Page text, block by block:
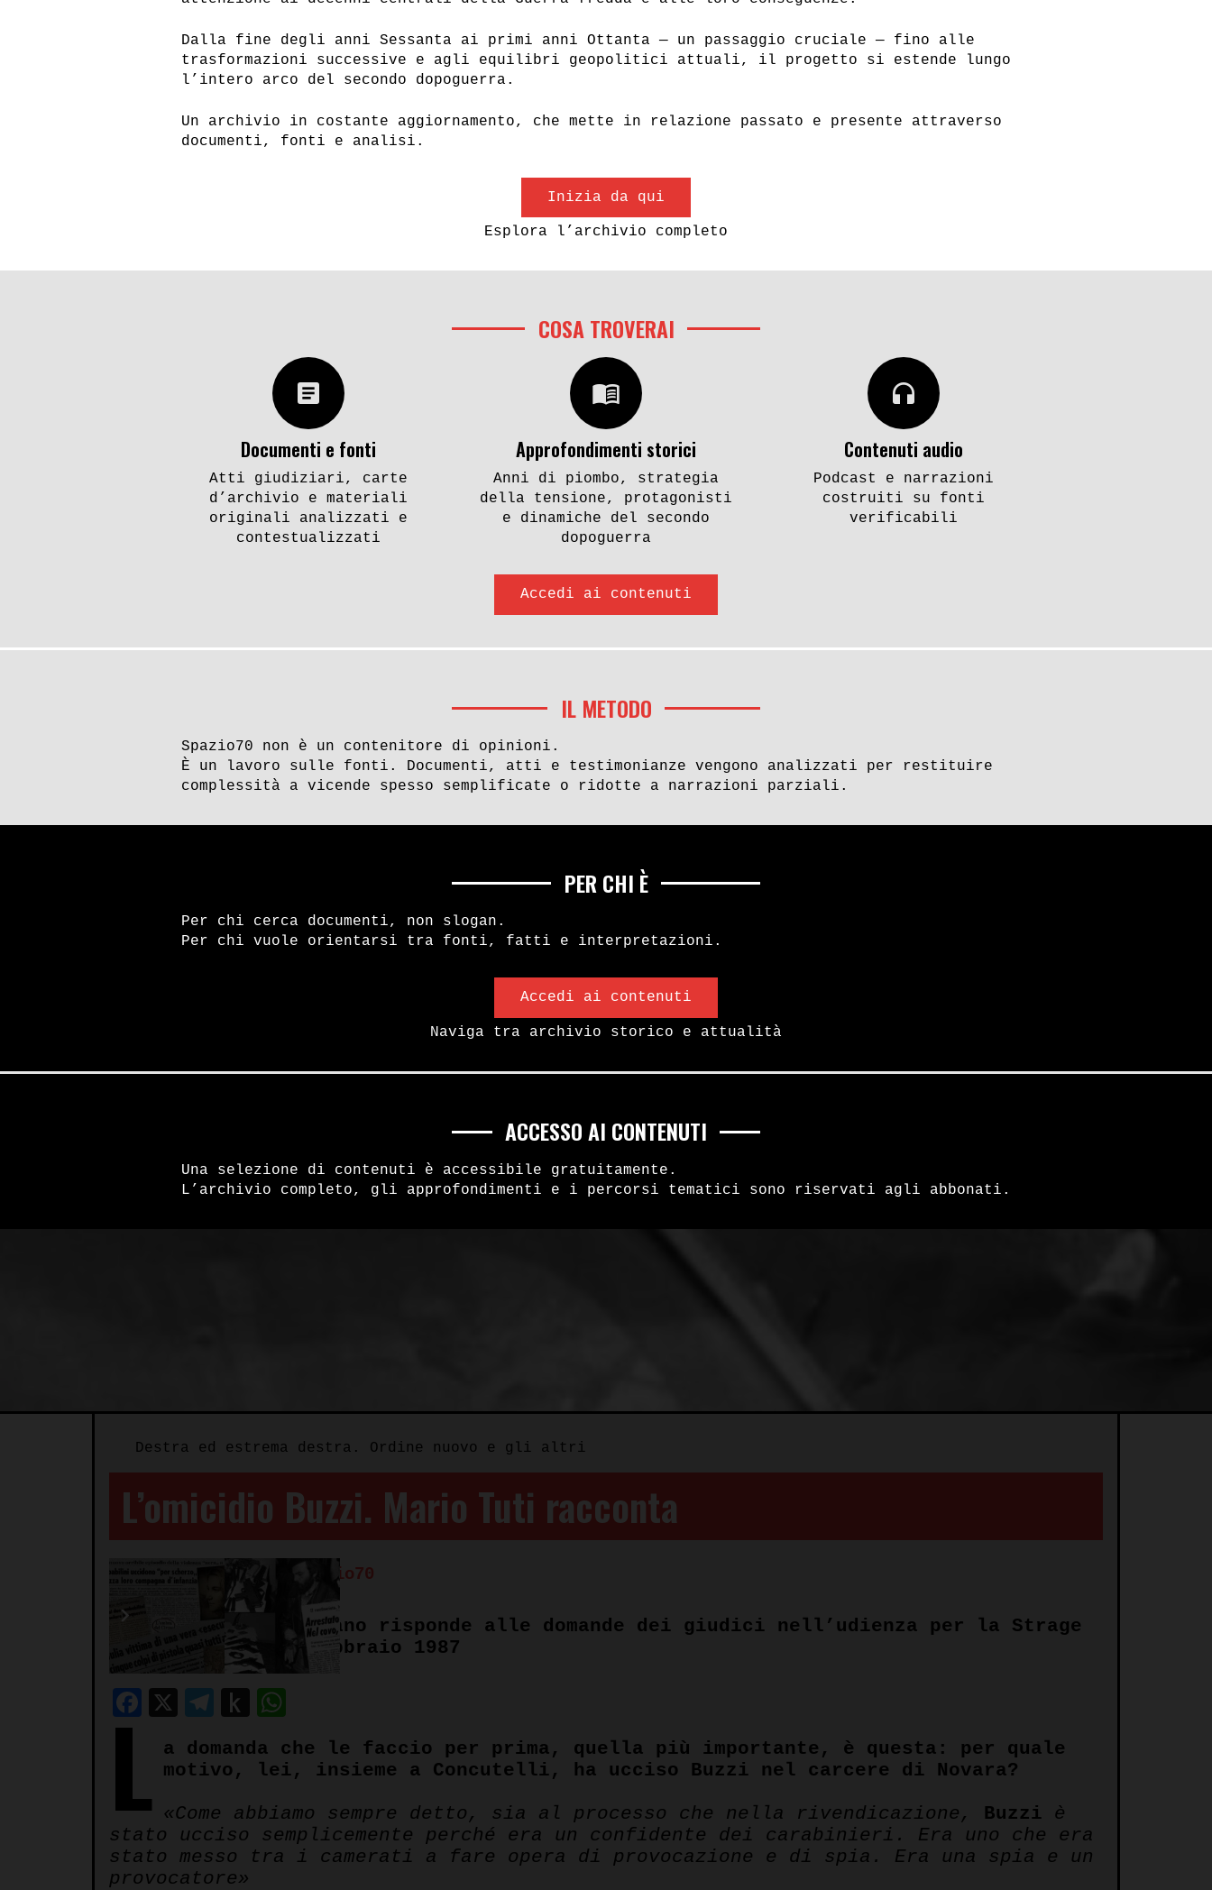
Destra ed estrema destra. Ordine nuovo e gli altri
L’omicidio Buzzi. Mario Tuti racconta
Autore: Redazione Spazio70
Il neofascista toscano risponde alle domande dei giudici nell’udienza per la Strage
di Brescia del 9 febbraio 1987
Facebook
X Telegram
Push
Kindle
L a domanda che le faccio per prima, quella più importante, è questa: per quale
motivo, lei, insieme a Concutelli, ha ucciso Buzzi nel carcere di Novara?
«Come abbiamo sempre detto, sia al processo che nella rivendicazione, Buzzi è
stato ucciso semplicemente perché era un confidente dei carabinieri. Era uno che era
stato messo tra i camerati a fare opera di provocazione e di spia. Era una spia e un
provocatore»
Dalla fine degli anni Sessanta ai primi anni Ottanta — un passaggio cruciale — fino alle
trasformazioni successive e agli equilibri geopolitici attuali, il progetto si estende lungo
l’intero arco del secondo dopoguerra.
Un archivio in costante aggiornamento, che mette in relazione passato e presente attraverso
documenti, fonti e analisi.
Inizia da qui
Esplora l’archivio completo
COSA TROVERAI
article
Documenti e fonti
Atti giudiziari, carte
d’archivio e materiali
originali analizzati e
contestualizzati
menu_book
Approfondimenti storici
Anni di piombo, strategia
della tensione, protagonisti
e dinamiche del secondo
dopoguerra
headphones
Contenuti audio
Podcast e narrazioni
costruiti su fonti
verificabili
Accedi ai contenuti
IL METODO
Spazio70 non è un contenitore di opinioni.
È un lavoro sulle fonti. Documenti, atti e testimonianze vengono analizzati per restituire
complessità a vicende spesso semplificate o ridotte a narrazioni parziali.
PER CHI È
Per chi cerca documenti, non slogan.
Per chi vuole orientarsi tra fonti, fatti e interpretazioni.
Accedi ai contenuti
Naviga tra archivio storico e attualità
ACCESSO AI CONTENUTI
Una selezione di contenuti è accessibile gratuitamente.
L’archivio completo, gli approfondimenti e i percorsi tematici sono riservati agli abbonati.